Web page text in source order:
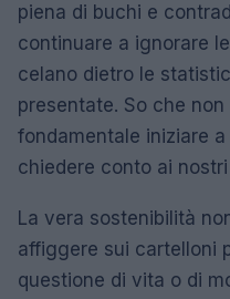
piena di buchi e
continuare a ignorare
celano dietro le
presentate. So che
fondamentale iniziare
chiedere conto ai
La vera sostenibilità
affiggere sui cartelloni
questione di vita o di